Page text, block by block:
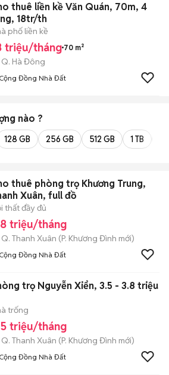
thuê liền kề Văn Quán, 70m, 4
18tr/th
phố liền kề
triệu/tháng 70 m²
Q. Hà Đông
Đồng Nhà Đất
nào ?
128 GB 256 GB 512 GB 1 TB
thuê phòng trọ Khương Trung,
Xuân, full đồ
thất đầy đủ
triệu/tháng
Q. Thanh Xuân (P. Khương Đình mới)
Đồng Nhà Đất
trọ Nguyễn Xiển, 3.5 - 3.8 triệu
trống
triệu/tháng
Q. Thanh Xuân (P. Khương Đình mới)
Đồng Nhà Đất